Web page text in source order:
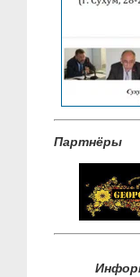
Партнёры